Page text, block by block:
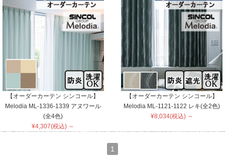
【オーダーカーテン シンコール】
Melodia ML-1336-1339 アヌワール
(全4色)
¥4,307(税込) ～
【オーダーカーテン シンコール】
Melodia ML-1121-1122 レキ(全2色)
¥8,034(税込) ～
1